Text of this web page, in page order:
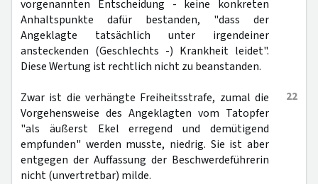
vorgenannten Entscheidung - keine konkreten
Anhaltspunkte dafür bestanden, "dass der
Angeklagte tatsächlich unter irgendeiner
ansteckenden (Geschlechts -) Krankheit leidet".
Diese Wertung ist rechtlich nicht zu beanstanden.
22
Zwar ist die verhängte Freiheitsstrafe, zumal die
Vorgehensweise des Angeklagten vom Tatopfer
"als äußerst Ekel erregend und demütigend
empfunden" werden musste, niedrig. Sie ist aber
entgegen der Auffassung der Beschwerdeführerin
nicht (unvertretbar) milde.